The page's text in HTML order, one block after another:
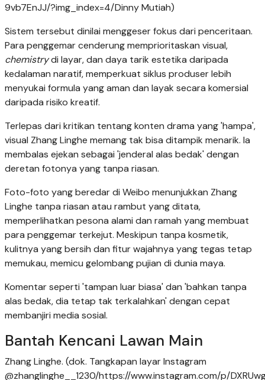
9vb7EnJJ/?img_index=4/Dinny Mutiah)
Sistem tersebut dinilai menggeser fokus dari penceritaan.
Para penggemar cenderung memprioritaskan visual,
chemistrydi layar, dan daya tarik estetika daripada
kedalaman naratif, memperkuat siklus produser lebih
menyukai formula yang aman dan layak secara komersial
daripada risiko kreatif.
Terlepas dari kritikan tentang konten drama yang 'hampa',
visual Zhang Linghe memang tak bisa ditampik menarik. Ia
membalas ejekan sebagai 'jenderal alas bedak' dengan
deretan fotonya yang tanpa riasan.
Foto-foto yang beredar di Weibo menunjukkan Zhang
Linghe tanpa riasan atau rambut yang ditata,
memperlihatkan pesona alami dan ramah yang membuat
para penggemar terkejut. Meskipun tanpa kosmetik,
kulitnya yang bersih dan fitur wajahnya yang tegas tetap
memukau, memicu gelombang pujian di dunia maya.
Komentar seperti 'tampan luar biasa' dan 'bahkan tanpa
alas bedak, dia tetap tak terkalahkan' dengan cepat
membanjiri media sosial.
Bantah Kencani Lawan Main
Zhang Linghe. (dok. Tangkapan layar Instagram
@zhanglinghe__1230/https://www.instagram.com/p/